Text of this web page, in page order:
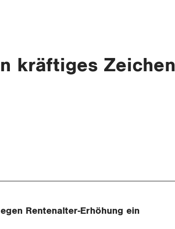
kräftiges Zeichen
Rentenalter-Erhöhung ein